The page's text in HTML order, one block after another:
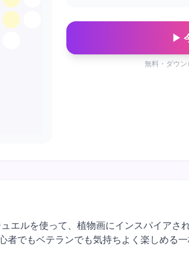
▶
無料・ダウ
エルを使って、植物画にインスパイアさ
でもベテランでも気持ちよく楽しめる一